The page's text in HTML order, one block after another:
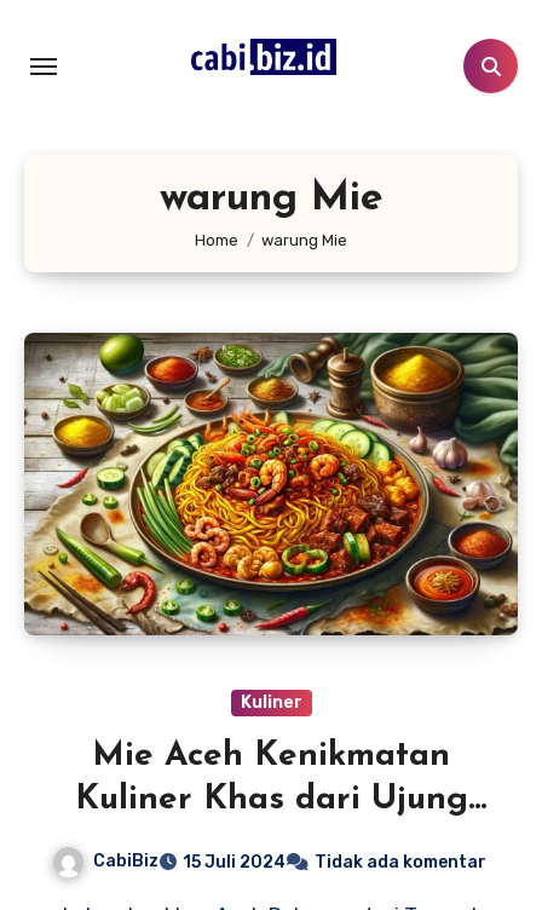
konten
warung Mie
Home warung Mie
Kuliner
Mie Aceh Kenikmatan
Kuliner Khas dari Ujung
CabiBiz 15 Juli 2024 Tidak ada komentar